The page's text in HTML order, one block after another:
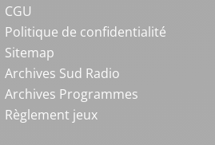
CGU
Politique de confidentialité
Sitemap
Archives Sud Radio
Archives Programmes
Règlement jeux